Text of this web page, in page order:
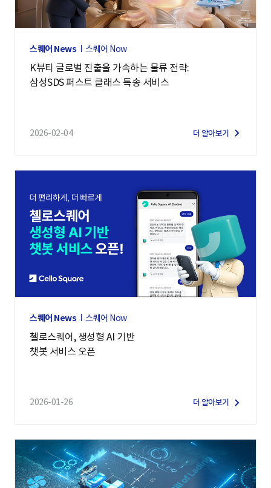
스퀘어 News 스퀘어 Now
K뷰티 글로벌 진출을 가속하는 물류 전략:
삼성SDS 퍼스트 클래스 특송 서비스
2026-02-04 더 알아보기
스퀘어 News 스퀘어 Now
첼로스퀘어, 생성형 AI 기반
챗봇 서비스 오픈
2026-01-26 더 알아보기